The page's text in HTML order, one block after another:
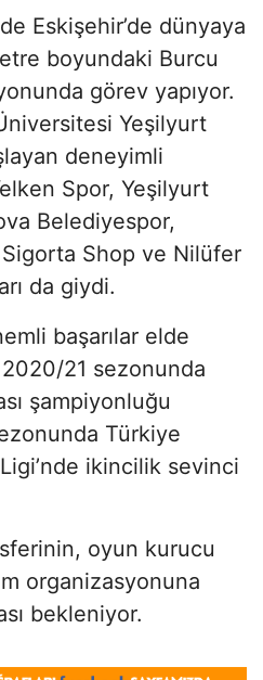
Eskişehir’de dünyaya
boyundaki Burcu
görev yapıyor.
Yeşilyurt
deneyimli
Spor, Yeşilyurt
Belediyespor,
Shop ve Nilüfer
da giydi.
başarılar elde
21 sezonunda
şampiyonluğu
Türkiye
ikincilik sevinci
oyun kurucu
organizasyonuna
bekleniyor.